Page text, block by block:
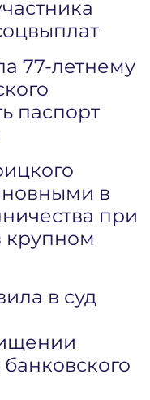
77-летнему
паспорт
в
при
крупном
в суд